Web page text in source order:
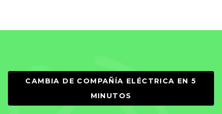
CAMBIA DE COMPAÑÍA ELÉCTRICA EN 5
MINUTOS